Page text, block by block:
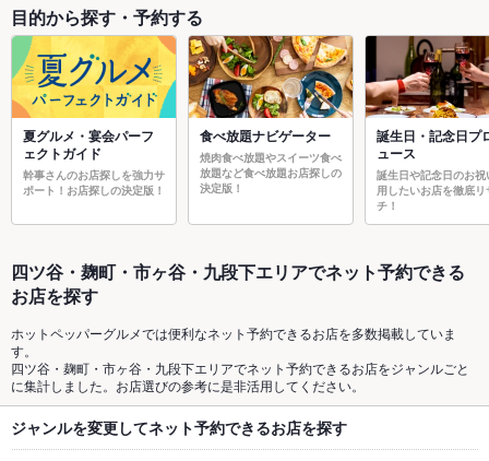
目的から探す・予約する
夏グルメ・宴会パーフ
ェクトガイド
幹事さんのお店探しを強力サ
ポート！お店探しの決定版！
食べ放題ナビゲーター
焼肉食べ放題やスイーツ食べ
放題など食べ放題お店探しの
決定版！
誕生日・記念日プ
ュース
誕生日や記念日のお祝
用したいお店を徹底リ
チ！
四ツ谷・麹町・市ヶ谷・九段下エリアでネット予約できる
お店を探す
ホットペッパーグルメでは便利なネット予約できるお店を多数掲載していま
す。
四ツ谷・麹町・市ヶ谷・九段下エリアでネット予約できるお店をジャンルごと
に集計しました。お店選びの参考に是非活用してください。
ジャンルを変更してネット予約できるお店を探す